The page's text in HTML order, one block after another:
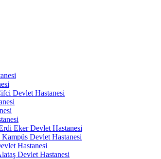
Devlet Hastanesi
Eker Devlet Hastanesi
Devlet Hastanesi
Hastanesi
Devlet Hastanesi